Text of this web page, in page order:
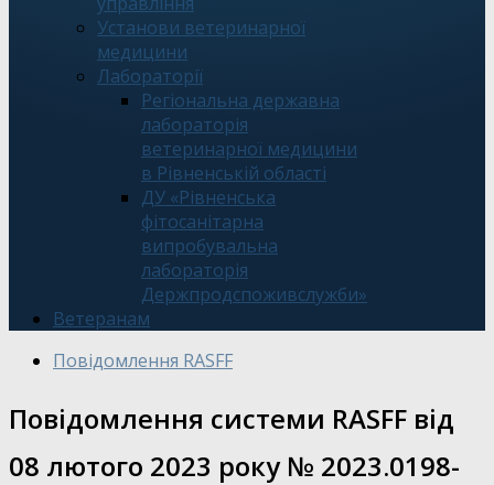
Установи ветеринарної
медицини
Лабораторії
Регіональна державна
лабораторія
ветеринарної медицини
в Рівненській області
ДУ «Рівненська
фітосанітарна
випробувальна
лабораторія
Держпродспоживслужби»
Ветеранам
Повідомлення RASFF
Повідомлення системи RASFF від
08 лютого 2023 року № 2023.0198-